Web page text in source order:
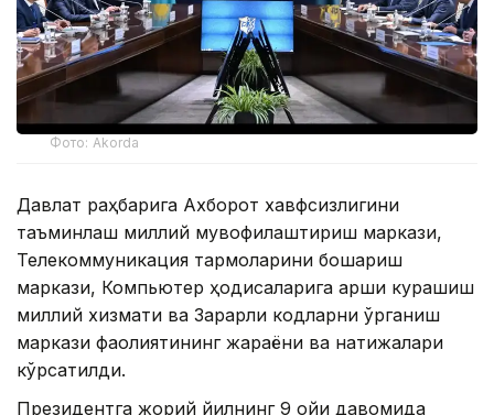
Фото: Akorda
Давлат раҳбарига Ахборот хавфсизлигини
таъминлаш миллий мувофиқлаштириш маркази,
Телекоммуникация тармоқларини бошқариш
маркази, Компьютер ҳодисаларига қарши курашиш
миллий хизмати ва Зарарли кодларни ўрганиш
маркази фаолиятининг жараёни ва натижалари
кўрсатилди.
Президентга жорий йилнинг 9 ойи давомида